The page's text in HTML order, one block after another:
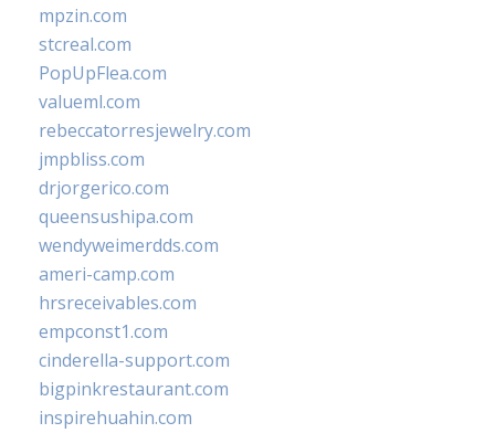
mpzin.com
stcreal.com
PopUpFlea.com
valueml.com
rebeccatorresjewelry.com
jmpbliss.com
drjorgerico.com
queensushipa.com
wendyweimerdds.com
ameri-camp.com
hrsreceivables.com
empconst1.com
cinderella-support.com
bigpinkrestaurant.com
inspirehuahin.com